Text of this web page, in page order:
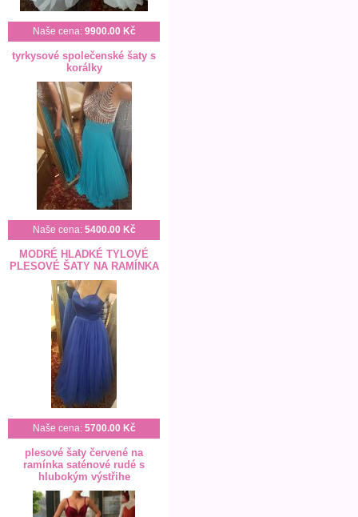
Naše cena: 9900.00 Kč
tyrkysové společenské šaty s
korálky
Naše cena: 5400.00 Kč
MODRÉ HLADKÉ TYLOVÉ
PLESOVÉ ŠATY NA RAMÍNKA
Naše cena: 5700.00 Kč
plesové šaty červené na
ramínka saténové rudé s
hlubokým výstřihe